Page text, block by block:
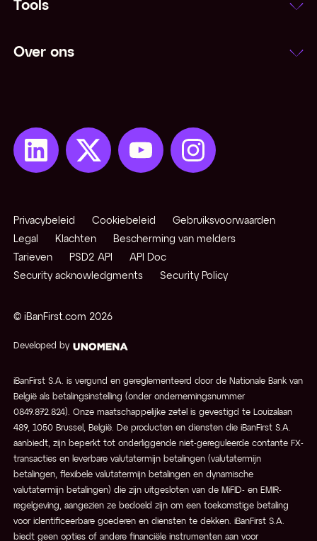
Tools
Over ons
© iBanFirst.com 2026
Developed by
Privacybeleid Cookiebeleid
Gebruiksvoorwaarden
Legal
Klachten
Bescherming van melders
Tarieven
PSD2 API
API Doc
Security acknowledgments
Security Policy
iBanFirst S.A. is vergund en gereglementeerd door de Nationale Bank van
België als betalingsinstelling (onder ondernemingsnummer
0849.872.824). Onze maatschappelijke zetel is gevestigd te Louizalaan
489, 1050 Brussel, België. De producten en diensten die iBanFirst S.A.
aanbiedt, zijn beperkt tot onderliggende niet-gereguleerde contante FX-
transacties en leverbare valutatermijn betalingen (valutatermijn
betalingen, flexibele valutatermijn betalingen en dynamische
valutatermijn betalingen) die zijn uitgesloten van de MiFID- en EMIR-
regelgeving, aangezien ze bedoeld zijn om een toekomstige betaling
voor identificeerbare goederen en diensten te dekken. iBanFirst S.A.
biedt geen opties of andere financiële instrumenten aan voor